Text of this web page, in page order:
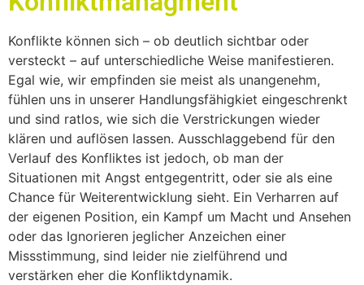
Konflikte können sich – ob deutlich sichtbar oder
versteckt – auf unterschiedliche Weise manifestieren.
Egal wie, wir empfinden sie meist als unangenehm,
fühlen uns in unserer Handlungsfähigkiet eingeschrenkt
und sind ratlos, wie sich die Verstrickungen wieder
klären und auflösen lassen. Ausschlaggebend für den
Verlauf des Konfliktes ist jedoch, ob man der
Situationen mit Angst entgegentritt, oder sie als eine
Chance für Weiterentwicklung sieht. Ein Verharren auf
der eigenen Position, ein Kampf um Macht und Ansehen
oder das Ignorieren jeglicher Anzeichen einer
Missstimmung, sind leider nie zielführend und
verstärken eher die Konfliktdynamik.